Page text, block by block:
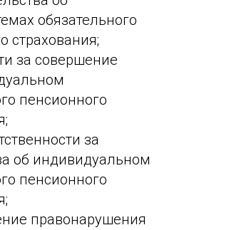
обязательного
страхования;
за совершение
пенсионного
за
об индивидуальном
пенсионного
правонарушения